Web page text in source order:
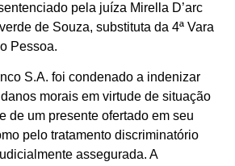
pela juíza Mirella D’arc
de Souza, substituta da 4ª Vara
Pessoa.
S.A. foi condenado a indenizar
morais em virtude de situação
de um presente ofertado em seu
pelo tratamento discriminatório
assegurada. A